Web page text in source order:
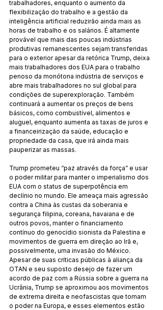
trabalhadores, enquanto o aumento da
flexibilização do trabalho e a gestão da
inteligência artificial reduzirão ainda mais as
horas de trabalho e os salários. É altamente
provável que mais das poucas indústrias
produtivas remanescentes sejam transferidas
para o exterior apesar da retórica Trump, deixa
mais trabalhadores dos EUA para o trabalho
penoso da monótona indústria de serviços e
abre mais trabalhadores no sul global para
condições de superexploração. Também
continuará a aumentar os preços de bens
básicos, como combustível, alimentos e
aluguel, enquanto aumenta as taxas de juros e
a financeirização da saúde, educação e
propriedade da casa, que irá ainda mais
pauperizar as massas.
Trump prometeu “paz através da força” e usar
o poder militar para manter o imperialismo dos
EUA com o status de superpotência em
declínio no mundo. Ele ameaça mais agressão
contra a China às custas da soberania e
segurança filipina, coreana, havaiana e de
outros povos, manter o financiamento
contínuo do genocídio sionista da Palestina e
movimentos de guerra em direção ao Irã e,
possivelmente, uma invasão do México.
Apesar de suas críticas públicas à aliança da
OTAN e seu suposto desejo de fazer um
acordo de paz com a Rússia sobre a guerra na
Ucrânia, Trump se aproximou aos movimentos
de extrema direita e neofascistas que tomam
o poder na Europa, e esses elementos estão